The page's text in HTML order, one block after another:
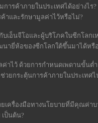
การค้าภายในประเทศได้อย่างไ
าและรักษามูลค่าไว้หรือไม่?
เอ็นจีโอและผู้บริโภคในซีกโลกเ
ายี่ห้อของซีกโลกใต้ขึ้นมาได้หรื
ค่าไว้ ด้วยการกำหนดเพดานขั้น
วยกระตุ้นการค้าภายในประเทศ
เครื่องมือทางนโยบายที่มีคุณค่าบ
ป็นต้น?